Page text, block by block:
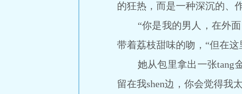
的狂热，而是一种深沉的、
“你是我的男人，在外面
带着荔枝甜味的吻，“但在
她从包里拿出一张tang金
留在我shen边，你会觉得我